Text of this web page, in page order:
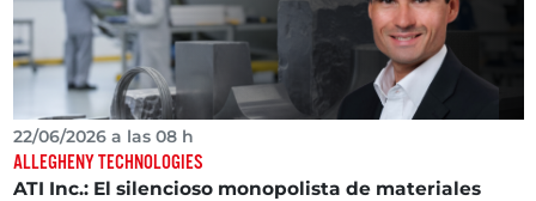
22/06/2026 a las 08 h
ALLEGHENY TECHNOLOGIES
ATI Inc.: El silencioso monopolista de materiales